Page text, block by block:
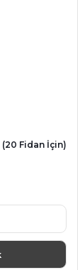
Fidan İçin)